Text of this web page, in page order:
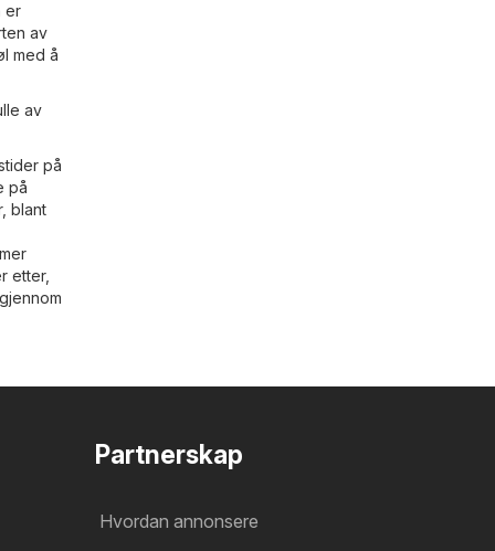
er
av
med å
av
på
på
blant
etter,
Partnerskap
Hvordan annonsere